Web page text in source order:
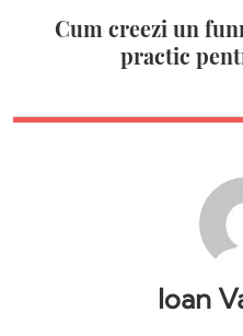
Cum creezi un
practic
Ioan